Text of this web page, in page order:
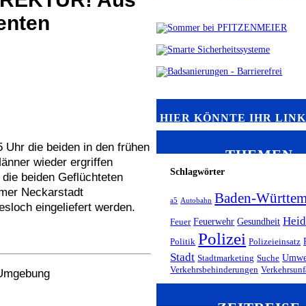
die beiden in den frühen
wieder ergriffen
beiden Geflüchteten
Neckarstadt
eingeliefert werden.
HIER KÖNNTE IHR
THEMEN
Schlagwörter
a5 Autobahn Baden-
Feuer Feuerwehr Gesundheit
Politik Polizei Polizeieinsatz
Stadt Stadtmarketing Suche
Verkehrsbehinderungen